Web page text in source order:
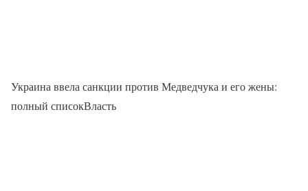
Украина ввела санкции против Медведчука и его жены:
полный списокВласть